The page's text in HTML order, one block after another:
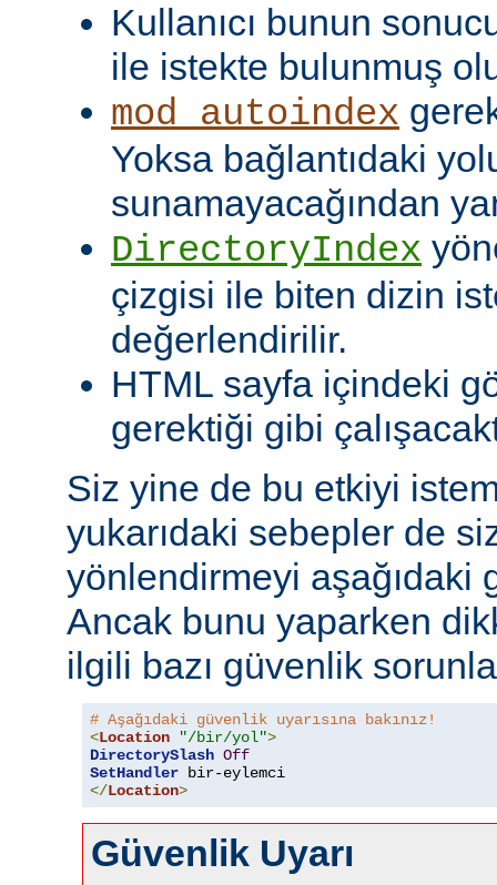
Kullanıcı bunun
ile istekte bulunmuş
mod_autoindex
Yoksa bağlantıdaki
sunamayacağından
DirectoryIndex
çizgisi ile biten dizin
değerlendirilir.
HTML sayfa içindeki
gerektiği gibi
Siz yine de bu etkiyi
yukarıdaki sebepler de
yönlendirmeyi aşağıdaki
Ancak bunu yaparken
ilgili bazı güvenlik
# Aşağıdaki güvenlik uyarısına bakınız!
<Location "/bir/yol">
DirectorySlash Off
SetHandler bir-eylemci
</Location>
Güvenlik Uyarı